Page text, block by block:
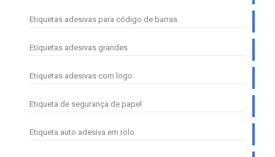
Etiquetas adesivas para código de barras
Etiquetas adesivas grandes
Etiquetas adesivas com logo
Etiqueta de segurança de papel
Etiqueta auto adesiva em rolo